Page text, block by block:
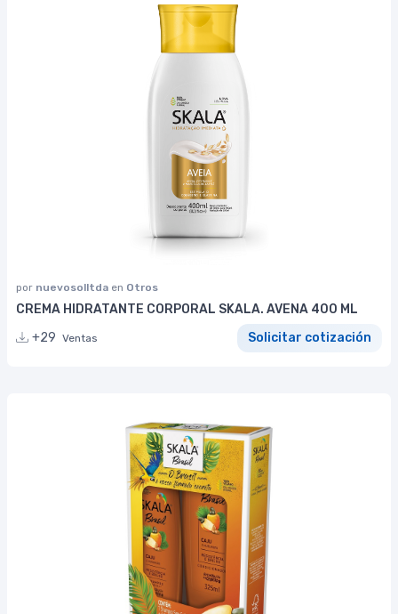
por nuevosolltda en Otros
CREMA HIDRATANTE CORPORAL SKALA. AVENA 400 ML
+29 Ventas Solicitar cotización